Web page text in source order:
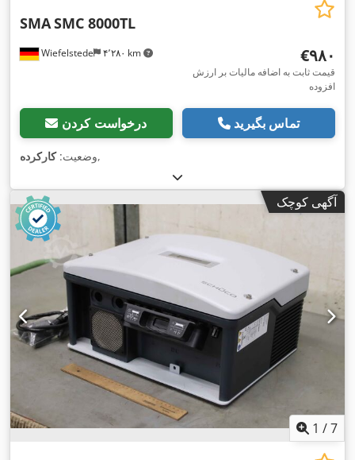
Wiefelstede ۴٬۲۸۰ km
SMASMC 8000TL
‎€۹۸۰
قیمت ثابت به اضافه مالیات بر ارزش
افزوده
درخواست کردن تماس بگیرید
وضعیت:کارکرده ,
آگهی کوچک
1 /7